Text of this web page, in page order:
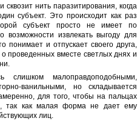
нить паразитирования, когда
субъект. Это происходит как раз
субъект просто не имеет по
возможности извлекать выгоду для
понимает и отпускает своего друга,
проведенных вместе светлых днях и
слишком малоправдоподобными,
ванильными, но складывается
для того, чтобы на пальцах
так как малая форма не дает ему
лиц.